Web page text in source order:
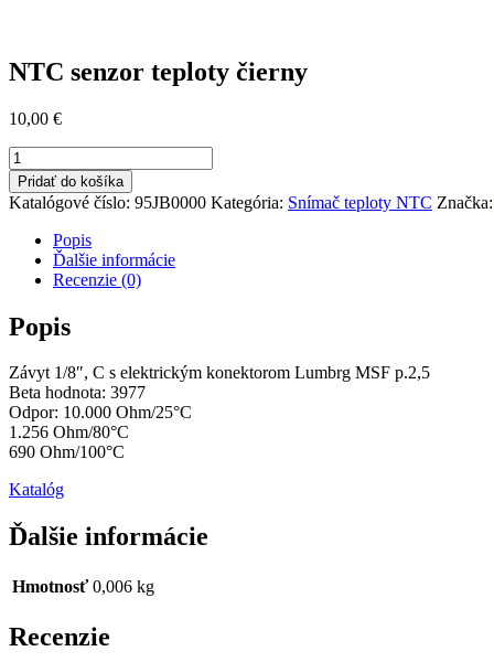
NTC senzor teploty čierny
10,00 €
množstvo
NTC
senzor
teploty
čierny
Pridať do košíka
Katalógové číslo: 95JB0000 Kategória: Snímač teploty NTC Značka:
Popis
Ďalšie informácie
Recenzie (0)
Popis
Závyt 1/8″, C s elektrickým konektorom Lumbrg MSF p.2,5
Beta hodnota: 3977
Odpor: 10.000 Ohm/25°C
1.256 Ohm/80°C
690 Ohm/100°C
Katalóg
Ďalšie informácie
Hmotnosť 0,006 kg
Recenzie